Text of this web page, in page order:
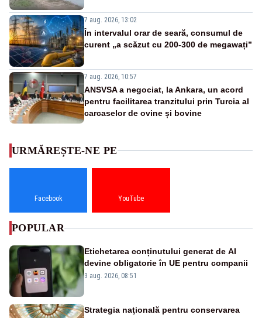
7 aug. 2026, 13:02
În intervalul orar de seară, consumul de
curent „a scăzut cu 200-300 de megawați”
7 aug. 2026, 10:57
ANSVSA a negociat, la Ankara, un acord
pentru facilitarea tranzitului prin Turcia al
carcaselor de ovine și bovine
URMĂREȘTE-NE PE
Facebook YouTube
POPULAR
Etichetarea conținutului generat de AI
devine obligatorie în UE pentru companii
3 aug. 2026, 08:51
Strategia naţională pentru conservarea